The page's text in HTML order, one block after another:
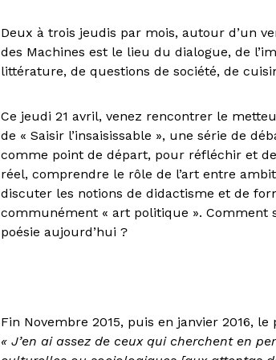
Deux à trois jeudis par mois, autour d’un
des Machines est le lieu du dialogue, de
littérature, de questions de société, de
Ce jeudi 21 avril, venez rencontrer le
de « Saisir l’insaisissable », une série de
comme point de départ, pour réfléchir et
réel, comprendre le rôle de l’art entre
discuter les notions de didactisme et de
communément « art politique ». Comment
poésie aujourd’hui ?
Fin Novembre 2015, puis en janvier 2016,
« J’en ai assez de ceux qui cherchent en